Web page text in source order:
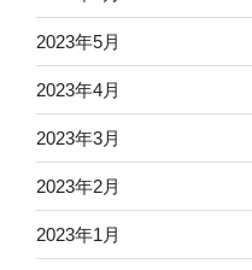
2023年5月
2023年4月
2023年3月
2023年2月
2023年1月